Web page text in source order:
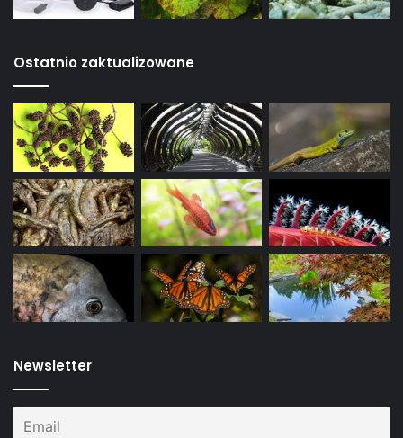
Ostatnio zaktualizowane
Newsletter